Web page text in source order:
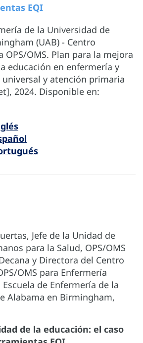
EQI
de la Universidad de
(UAB) - Centro
OPS/OMS. Plan para la mejora
educación en enfermería y
y atención primaria
2024. Disponible en:
Jefe de la Unidad de
para la Salud, OPS/OMS
y Directora del Centro
OMS para Enfermería
de Enfermería de la
Alabama en Birmingham,
de la educación: el caso